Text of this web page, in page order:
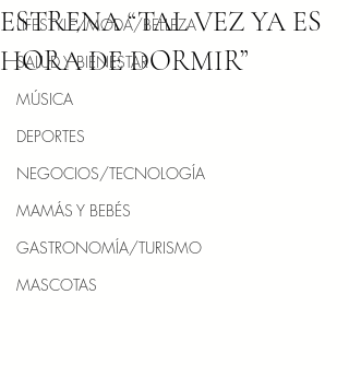
LIFESTYLE/MODA/BELLEZA
SALUD Y BIENESTAR
MÚSICA
DEPORTES
NEGOCIOS/TECNOLOGÍA
MAMÁS Y BEBÉS
GASTRONOMÍA/TURISMO
MASCOTAS
ESTRENA “TAL VEZ YA ES
HORA DE DORMIR”